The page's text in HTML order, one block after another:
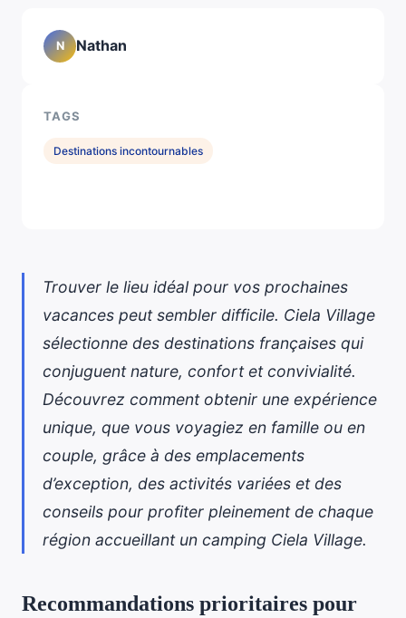
Trouver le lieu idéal pour vos prochaines
vacances peut sembler difficile. Ciela Village
sélectionne des destinations françaises qui
conjuguent nature, confort et convivialité.
Découvrez comment obtenir une expérience
unique, que vous voyagiez en famille ou en
couple, grâce à des emplacements
d’exception, des activités variées et des
conseils pour profiter pleinement de chaque
région accueillant un camping Ciela Village.
Recommandations prioritaires pour
N Nathan
TAGS
Destinations incontournables